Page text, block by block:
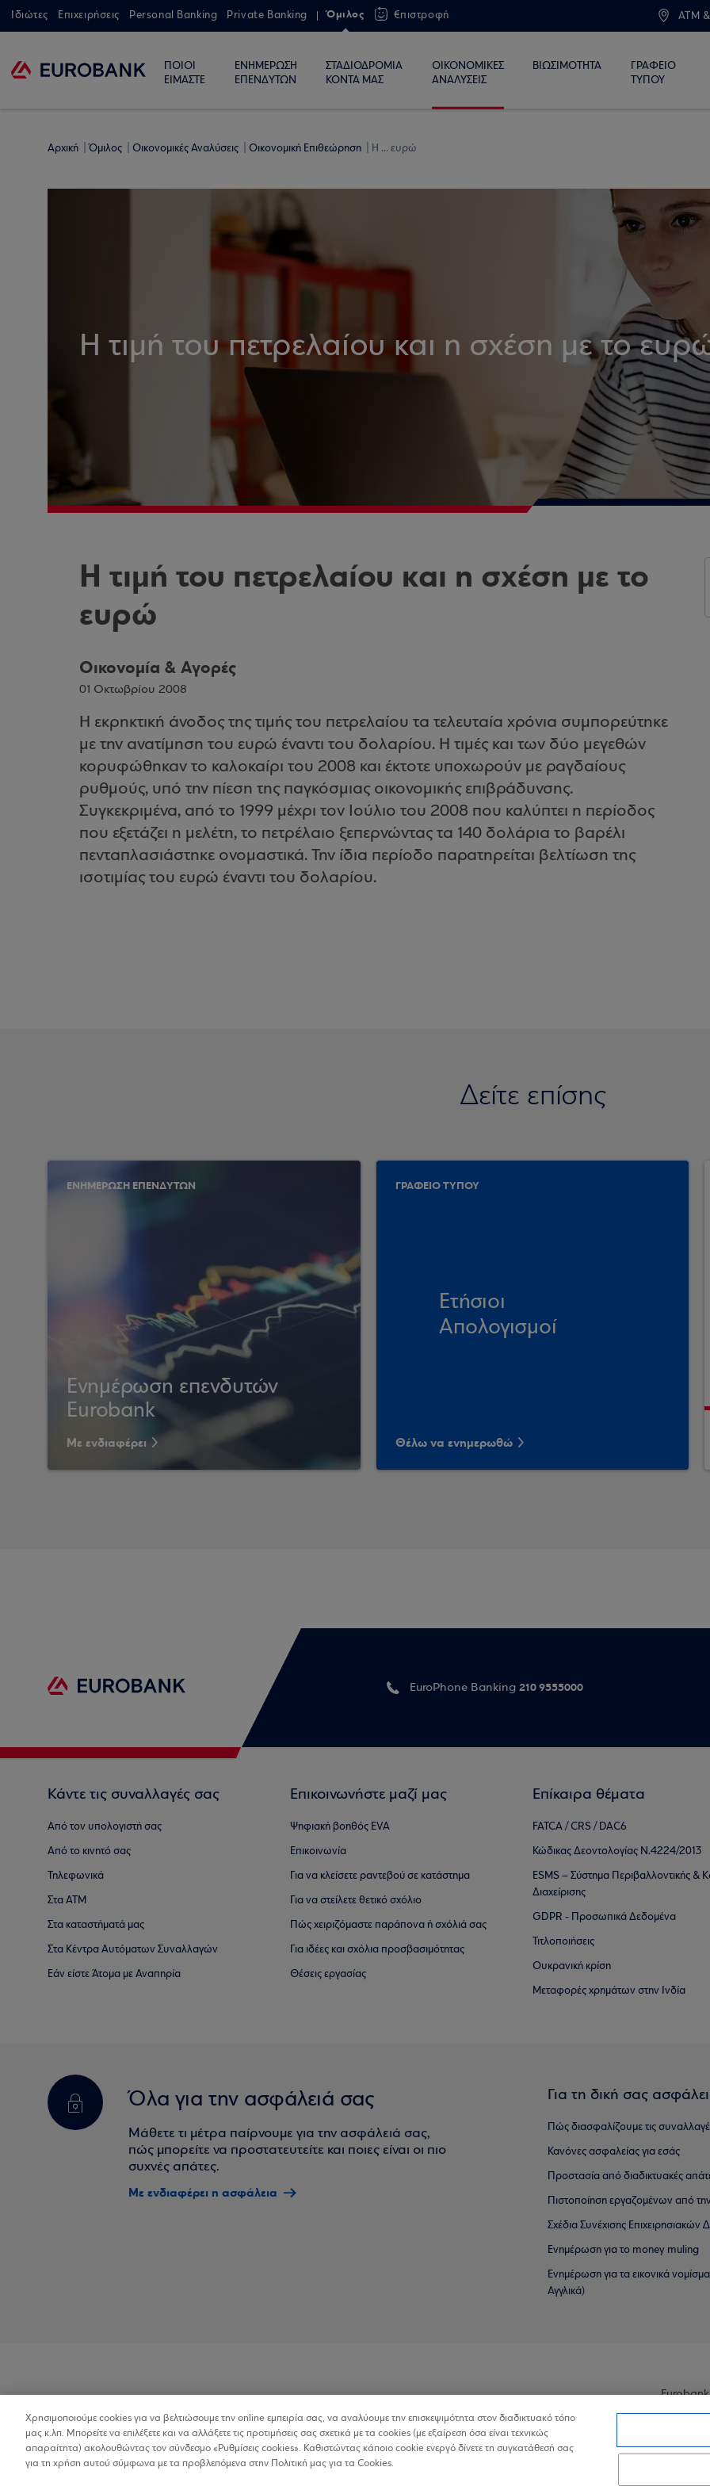
Ιδιώτες Επιχειρήσεις Personal Banking Private Banking Όμιλος €πιστροφή ATM
ΠΟΙΟΙ
ΕΙΜΑΣΤΕ
ΕΝΗΜΕΡΩΣΗ
ΕΠΕΝΔΥΤΩΝ
ΣΤΑΔΙΟΔΡΟΜΙΑ
ΚΟΝΤΑ ΜΑΣ
ΟΙΚΟΝΟΜΙΚΕΣ
ΑΝΑΛΥΣΕΙΣ
ΒΙΩΣΙΜΟΤΗΤΑ
ΓΡΑΦΕΙΟ
ΤΥΠΟΥ
Αρχική Όμιλος Οικονομικές Αναλύσεις Οικονομική Επιθεώρηση Η ... ευρώ
Η τιμή του πετρελαίου και η σχέση με το
Η τιμή του πετρελαίου και η σχέση με το
ευρώ
Οικονομία & Αγορές
01 Οκτωβρίου 2008
Η εκρηκτική άνοδος της τιμής του πετρελαίου τα τελευταία χρόνια συμπορεύτηκε
με την ανατίμηση του ευρώ έναντι του δολαρίου. Η τιμές και των δύο μεγεθών
κορυφώθηκαν το καλοκαίρι του 2008 και έκτοτε υποχωρούν με ραγδαίους
ρυθμούς, υπό την πίεση της παγκόσμιας οικονομικής επιβράδυνσης.
Συγκεκριμένα, από το 1999 μέχρι τον Ιούλιο του 2008 που καλύπτει η περίοδος
που εξετάζει η μελέτη, το πετρέλαιο ξεπερνώντας τα 140 δολάρια το βαρέλι
πενταπλασιάστηκε ονομαστικά. Την ίδια περίοδο παρατηρείται βελτίωση της
ισοτιμίας του ευρώ έναντι του δολαρίου.
Δείτε επίσης
ΕΝΗΜΕΡΩΣΗ ΕΠΕΝΔΥΤΩΝ
Ενημέρωση επενδυτών
Eurobank
Με ενδιαφέρει
ΓΡΑΦΕΙΟ ΤΥΠΟΥ
Ετήσιοι
Απολογισμοί
Θέλω να ενημερωθώ
EuroPhone Banking 210 9555000
Κάντε τις συναλλαγές σας
Από τον υπολογιστή σας
Από το κινητό σας
Τηλεφωνικά
Στα ΑΤΜ
Στα καταστήματά μας
Στα Κέντρα Αυτόματων Συναλλαγών
Εάν είστε Άτομα με Αναπηρία
Επικοινωνήστε μαζί μας
Ψηφιακή βοηθός EVA
Επικοινωνία
Για να κλείσετε ραντεβού σε κατάστημα
Για να στείλετε θετικό σχόλιο
Πώς χειριζόμαστε παράπονα ή σχόλιά σας
Για ιδέες και σχόλια προσβασιμότητας
Θέσεις εργασίας
Επίκαιρα θέματα
FATCA / CRS / DAC6
Κώδικας Δεοντολογίας Ν.4224/2013
ESMS – Σύστημα Περιβαλλοντικής &
Διαχείρισης
GDPR - Προσωπικά Δεδομένα
Τιτλοποιήσεις
Ουκρανική κρίση
Μεταφορές χρημάτων στην Ινδία
Όλα για την ασφάλειά σας
Μάθετε τι μέτρα παίρνουμε για την ασφάλειά σας,
πώς μπορείτε να προστατευτείτε και ποιες είναι οι πιο
συχνές απάτες.
Με ενδιαφέρει η ασφάλεια
Για τη δική σας
Πώς διασφαλίζουμε τις
Κανόνες ασφαλείας για εσάς
Προστασία από διαδικτυακές
Πιστοποίηση εργαζομένων από
Σχέδια Συνέχισης Επιχειρησιακών
Ενημέρωση για το money muling
Ενημέρωση για τα εικονικά
Αγγλικά)
Προσβασιμότητα
Χρησιμοποιούμε cookies για να βελτιώσουμε την online εμπειρία σας, να αναλύουμε την επισκεψιμότητα στον διαδικτυακό τόπο
μας κ.λπ. Μπορείτε να επιλέξετε και να αλλάξετε τις προτιμήσεις σας σχετικά με τα cookies (με εξαίρεση όσα είναι τεχνικώς
απαραίτητα) ακολουθώντας τον σύνδεσμο «Ρυθμίσεις cookies». Καθιστώντας κάποιο cookie ενεργό δίνετε τη συγκατάθεσή σας
για τη χρήση αυτού σύμφωνα με τα προβλεπόμενα στην Πολιτική μας για τα Cookies.